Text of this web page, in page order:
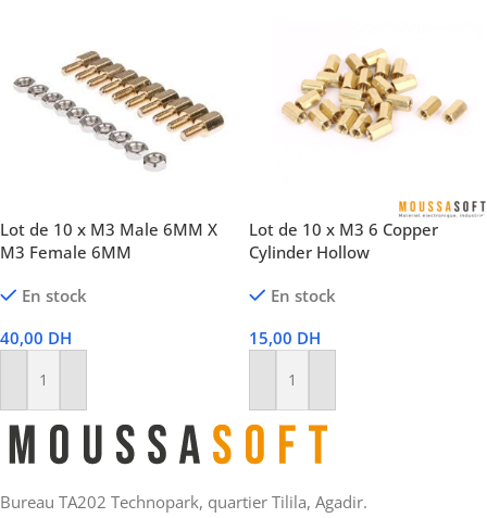
Lot de 10 x M3 Male 6MM X
M3 Female 6MM
En stock
40,00 DH
Ajouter Au Panier
Lot de 10 x M3 6 Copper
Cylinder Hollow
En stock
15,00 DH
Ajouter Au Panier
Bureau TA202 Technopark, quartier Tilila, Agadir.